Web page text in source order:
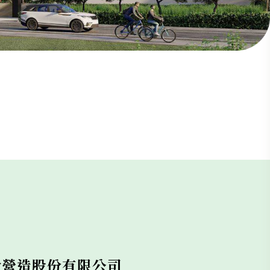
造股份有限公司